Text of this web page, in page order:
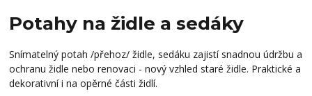
Potahy na židle a sedáky
Snímatelný potah /přehoz/ židle, sedáku zajistí snadnou údržbu a
ochranu židle nebo renovaci -nový vzhled staré židle. Praktické a
dekorativníi na opěrné části židlí.